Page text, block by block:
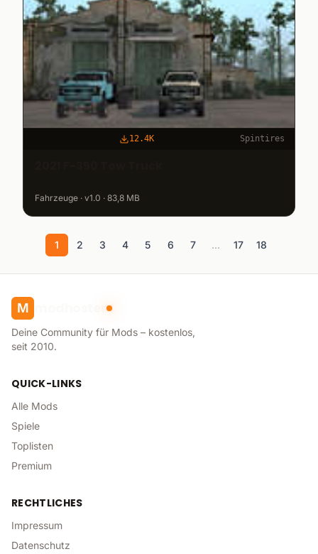
12.4K Spintires
Fahrzeuge · v1.0 · 83,8 MB
1 2 3 4 5 6 7 ... 17 18
M modhoster
Deine Community für Mods – kostenlos,
seit 2010.
QUICK-LINKS
Alle Mods
Spiele
Toplisten
Premium
RECHTLICHES
Impressum
Datenschutz